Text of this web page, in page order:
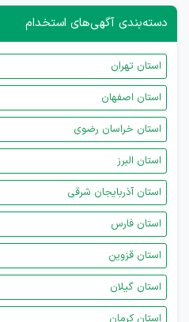
دسته‌بندی آگهی‌های استخدام
استان تهران
استان اصفهان
استان خراسان رضوی
استان البرز
استان آذربایجان شرقی
استان فارس
استان قزوین
استان گیلان
استان کرمان